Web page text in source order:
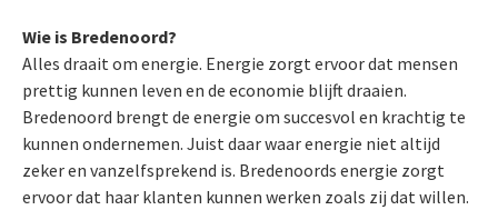
Wie is Bredenoord?
Alles draait om energie. Energie zorgt ervoor dat mensen
prettig kunnen leven en de economie blijft draaien.
Bredenoord brengt de energie om succesvol en krachtig te
kunnen ondernemen. Juist daar waar energie niet altijd
zeker en vanzelfsprekend is. Bredenoords energie zorgt
ervoor dat haar klanten kunnen werken zoals zij dat willen.